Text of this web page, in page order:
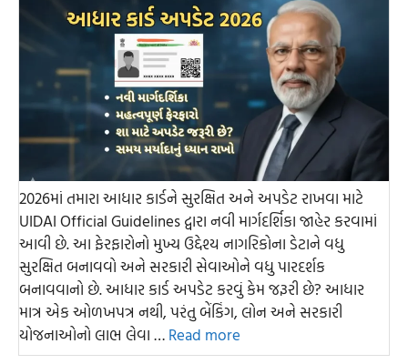
2026માં તમારા આધાર કાર્ડને સુરક્ષિત અને અપડેટ રાખવા માટે
UIDAI Official Guidelines દ્વારા નવી માર્ગદર્શિકા જાહેર કરવામાં
આવી છે. આ ફેરફારોનો મુખ્ય ઉદ્દેશ્ય નાગરિકોના ડેટાને વધુ
સુરક્ષિત બનાવવો અને સરકારી સેવાઓને વધુ પારદર્શક
બનાવવાનો છે. આધાર કાર્ડ અપડેટ કરવું કેમ જરૂરી છે? આધાર
માત્ર એક ઓળખપત્ર નથી, પરંતુ બેંકિંગ, લોન અને સરકારી
યોજનાઓનો લાભ લેવા … Read more